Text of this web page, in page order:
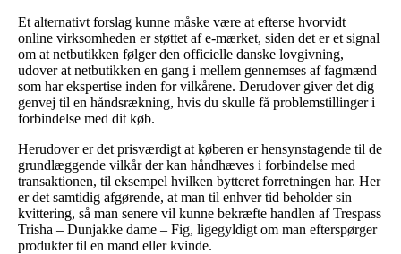
Et alternativt forslag kunne måske være at efterse hvorvidt
online virksomheden er støttet af e-mærket, siden det er et signal
om at netbutikken følger den officielle danske lovgivning,
udover at netbutikken en gang i mellem gennemses af fagmænd
som har ekspertise inden for vilkårene. Derudover giver det dig
genvej til en håndsrækning, hvis du skulle få problemstillinger i
forbindelse med dit køb.
Herudover er det prisværdigt at køberen er hensynstagende til de
grundlæggende vilkår der kan håndhæves i forbindelse med
transaktionen, til eksempel hvilken bytteret forretningen har. Her
er det samtidig afgørende, at man til enhver tid beholder sin
kvittering, så man senere vil kunne bekræfte handlen af Trespass
Trisha – Dunjakke dame – Fig, ligegyldigt om man efterspørger
produkter til en mand eller kvinde.